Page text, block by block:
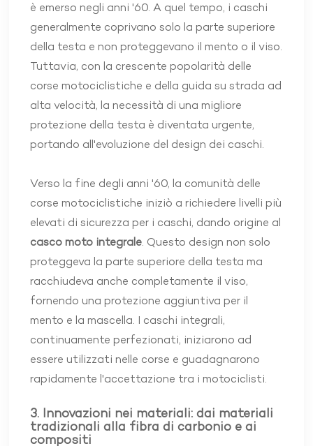
è emerso negli anni '60. A quel tempo, i caschi
generalmente coprivano solo la parte superiore
della testa e non proteggevano il mento o il viso.
Tuttavia, con la crescente popolarità delle
corse motociclistiche e della guida su strada ad
alta velocità, la necessità di una migliore
protezione della testa è diventata urgente,
portando all'evoluzione del design dei caschi.
Verso la fine degli anni '60, la comunità delle
corse motociclistiche iniziò a richiedere livelli più
elevati di sicurezza per i caschi, dando origine al
casco moto integrale. Questo design non solo
proteggeva la parte superiore della testa ma
racchiudeva anche completamente il viso,
fornendo una protezione aggiuntiva per il
mento e la mascella. I caschi integrali,
continuamente perfezionati, iniziarono ad
essere utilizzati nelle corse e guadagnarono
rapidamente l'accettazione tra i motociclisti.
3. Innovazioni nei materiali: dai materiali
tradizionali alla fibra di carbonio e ai
compositi